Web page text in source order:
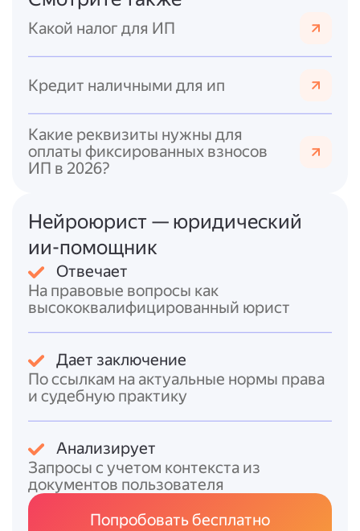
налоговую отчётность за последний
отчётный период;
документы, подтверждающие наличие
Подать заявку:
заполнить анкету на сайте банка или в
дождаться решения банка (срок
Ознакомиться с условиями договора:
внимательно прочитать все пункты
договора, особенно мелкий шрифт и
сноски;
уточнить непонятные моменты у
менеджера;
убедиться, что все условия
соответствуют вашим ожиданиям.
договор;
получить средства на расчётный счёт
или наличными (в зависимости от
условий банка).
Какой налог для ИП
Кредит наличными для ип
Какие реквизиты нужны для
оплаты фиксированных взносов
ИП в 2026?
Нейроюрист — юридический
ии-помощник
Отвечает
На правовые вопросы как
высококвалифицированный юрист
Дает заключение
По ссылкам на актуальные нормы права
и судебную практику
Анализирует
Запросы с учетом контекста из
документов пользователя
Попробовать бесплатно